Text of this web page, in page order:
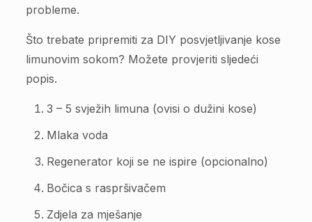
probleme.
Što trebate pripremiti za DIY posvjetljivanje kose
limunovim sokom? Možete provjeriti sljedeći
popis.
3 – 5 svježih limuna (ovisi o dužini kose)
Mlaka voda
Regenerator koji se ne ispire (opcionalno)
Bočica s raspršivačem
Zdjela za mješanje